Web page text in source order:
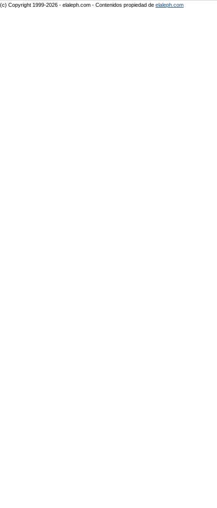
(c) Copyright 1999-2026 - elaleph.com - Contenidos propiedad de elaleph.com